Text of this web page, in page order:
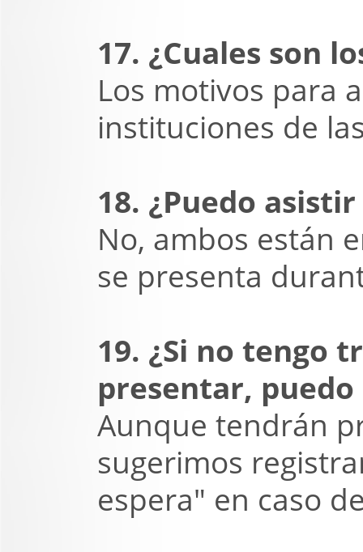
17. ¿Cuales son
Los motivos para
instituciones de
18. ¿Puedo
No, ambos están
se presenta
19. ¿Si no tengo
presentar,
Aunque tendrán
sugerimos
espera" en caso